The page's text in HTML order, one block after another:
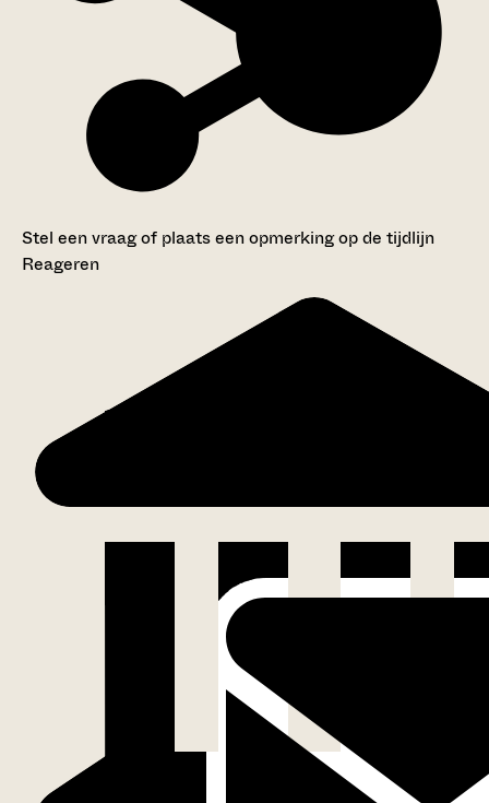
Stel een vraag of plaats een opmerking op de tijdlijn
Reageren